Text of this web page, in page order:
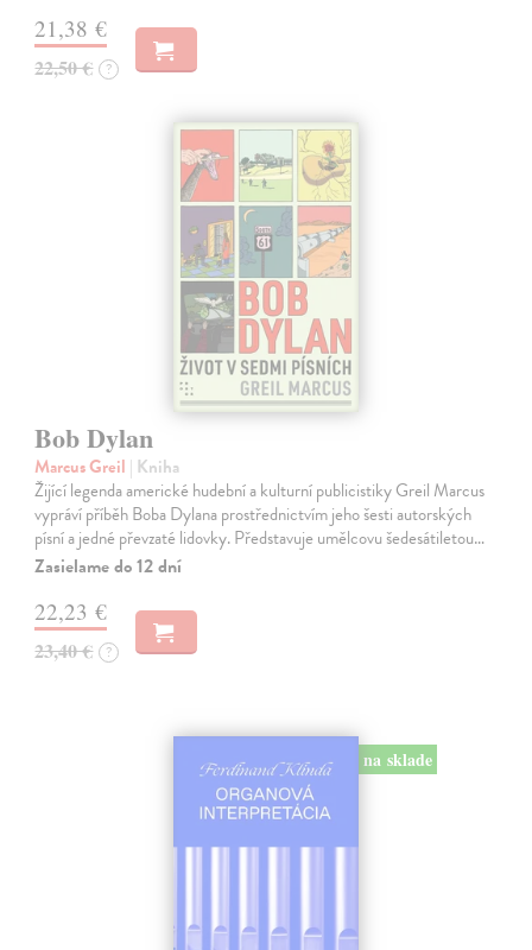
21,38 €
22,50 € ?
Bob Dylan
Marcus Greil | Kniha
Žijící legenda americké hudební a kulturní publicistiky Greil Marcus
vypráví příběh Boba Dylana prostřednictvím jeho šesti autorských
písní a jedné převzaté lidovky. Představuje umělcovu šedesátiletou…
Zasielame do 12 dní
22,23 €
23,40 € ?
na sklade